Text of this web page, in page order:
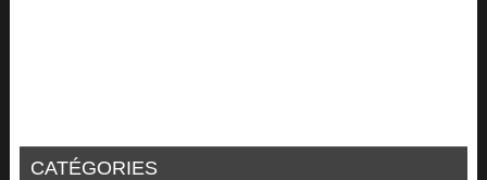
CATÉGORIES